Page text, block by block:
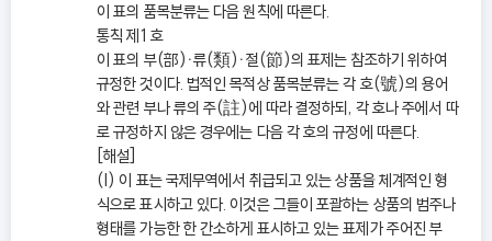
이 표의 품목분류는 다음 원칙에 따른다.
통칙 제1호
이 표의 부(部)ㆍ류(類)ㆍ절(節)의 표제는 참조하기 위하여
규정한 것이다. 법적인 목적상 품목분류는 각 호(號)의 용어
와 관련 부나 류의 주(註)에 따라 결정하되, 각 호나 주에서 따
로 규정하지 않은 경우에는 다음 각 호의 규정에 따른다.
[해설]
(I) 이 표는 국제무역에서 취급되고 있는 상품을 체계적인 형
식으로 표시하고 있다. 이것은 그들이 포괄하는 상품의 범주나
형태를 가능한 한 간소하게 표시하고 있는 표제가 주어진 부